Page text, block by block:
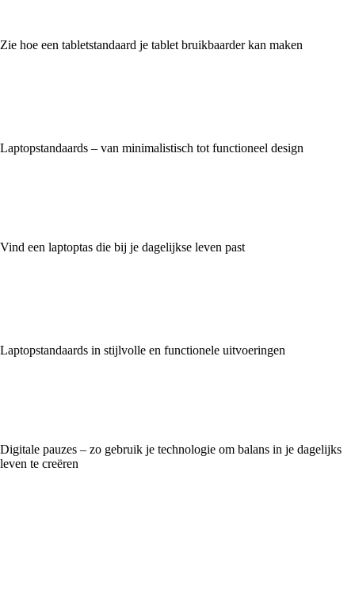
Zie hoe een tabletstandaard je tablet bruikbaarder kan maken
Laptopstandaards – van minimalistisch tot functioneel design
Vind een laptoptas die bij je dagelijkse leven past
Laptopstandaards in stijlvolle en functionele uitvoeringen
Digitale pauzes – zo gebruik je technologie om balans in je dagelijks
leven te creëren